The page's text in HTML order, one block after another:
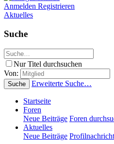
Anmelden Registrieren
Aktuelles
Suche
Nur Titel durchsuchen
Von:
Suche Erweiterte Suche…
Startseite
Foren
Neue Beiträge Foren
Aktuelles
Neue Beiträge